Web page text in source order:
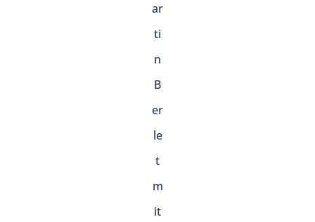
ar
ti
n
B
er
le
t
m
it